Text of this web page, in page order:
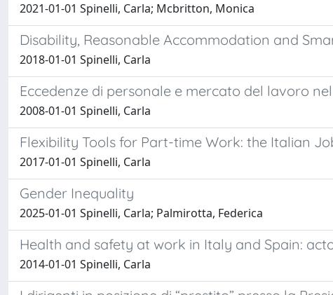
2021-01-01 Spinelli, Carla; Mcbritton, Monica
Disability, Reasonable Accommodation and
2018-01-01 Spinelli, Carla
Eccedenze di personale e mercato del lavoro
2008-01-01 Spinelli, Carla
Flexibility Tools for Part-time Work: the Italian
2017-01-01 Spinelli, Carla
Gender Inequality
2025-01-01 Spinelli, Carla; Palmirotta, Federica
Health and safety at work in Italy and Spain:
2014-01-01 Spinelli, Carla